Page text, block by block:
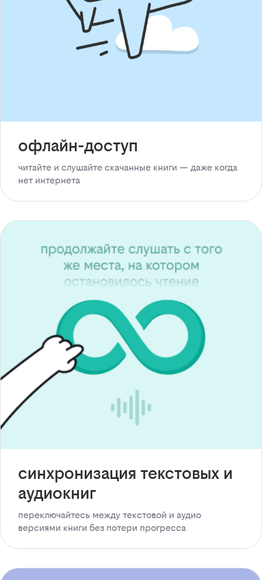
офлайн-доступ
читайте и слушайте скачанные книги — даже когда
нет интернета
синхронизация текстовых и
аудиокниг
переключайтесь между текстовой и аудио
версиями книги без потери прогресса